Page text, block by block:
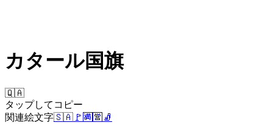
カタール国旗
🇶🇦
タップしてコピー
関連絵文字🇸🇦 🚩 🈵 🈺 🧦